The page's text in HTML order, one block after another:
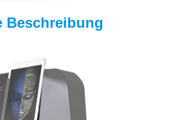
Beschreibung